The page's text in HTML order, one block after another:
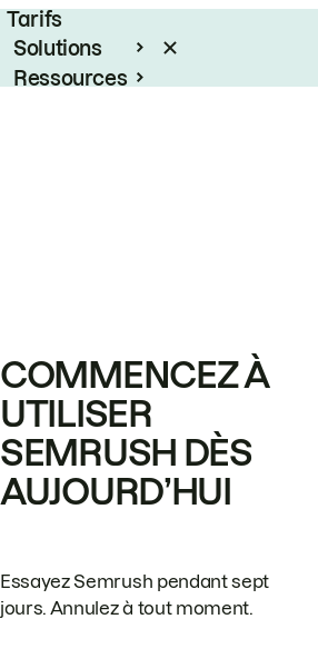
Tarifs
Solutions
Ressources
COMMENCEZ À
UTILISER
SEMRUSH DÈS
AUJOURD’HUI
Essayez Semrush pendant sept
jours. Annulez à tout moment.